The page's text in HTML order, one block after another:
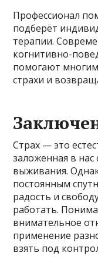
Профессионал
подберёт
терапии.
когнитивно-
помогают
страхи и
Страх — это
заложенная в
выживания.
постоянным
радость и
работать.
внимательное
применение
взять под